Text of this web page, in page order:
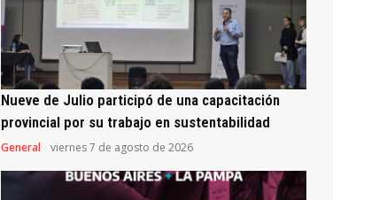
Nueve de Julio participó de una capacitación
provincial por su trabajo en sustentabilidad
General viernes 7 de agosto de 2026